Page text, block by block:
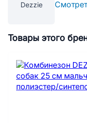
Dezzie
Товары этого